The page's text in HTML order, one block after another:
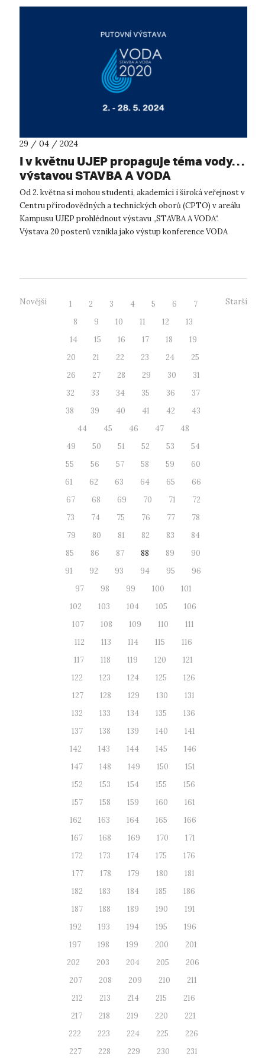
29 / 04 / 2024
I v květnu UJEP propaguje téma vody…
výstavou STAVBA A VODA
Od 2. května si mohou studenti, akademici i široká veřejnost v
Centru přírodovědných a technických oborů (CPTO) v areálu
Kampusu UJEP prohlédnout výstavu „STAVBA A VODA“.
Výstava 20 posterů vznikla jako výstup konference VODA
Novější 1 2 3 4 5 6
7
8
9 10 11 12
13
14
15 16 17 18
19
20
21 22 23 24
25
26
27 28 29 30
31
32
33 34 35 36
37
38
39 40 41 42
43
44
45 46 47
48
49
50 51 52 53
54
55
56 57 58 59
60
61
62 63 64 65
66
67
68 69 70 71
72
73
74 75 76 77
78
79
80 81 82 83
84
85
86 87 88 89
90
91
92 93 94 95
96
97
98 99 100
101
102
103 104 105
106
107
108 109 110
111
112
113 114 115
116
117
118 119 120
121
122
123 124 125
126
127
128 129 130
131
132
133 134 135
136
137
138 139 140
141
142
143 144 145
146
147
148 149 150
151
152
153 154 155
156
157
158 159 160
161
162
163 164 165
166
167
168 169 170
171
172
173 174 175
176
177
178 179 180
181
182
183 184 185
186
187
188 189 190
191
192
193 194 195
196
197
198 199 200
201
202
203 204 205
206
207
208 209 210
211
212
213 214 215
216
217
218 219 220
221
222
223 224 225
226
227
228 229 230
231
Starší